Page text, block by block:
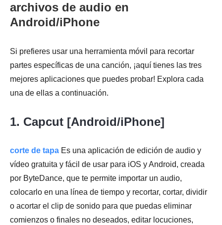
archivos de audio en
Android/iPhone
Si prefieres usar una herramienta móvil para recortar
partes específicas de una canción, ¡aquí tienes las tres
mejores aplicaciones que puedes probar! Explora cada
una de ellas a continuación.
1. Capcut [Android/iPhone]
corte de tapa Es una aplicación de edición de audio y
vídeo gratuita y fácil de usar para iOS y Android, creada
por ByteDance, que te permite importar un audio,
colocarlo en una línea de tiempo y recortar, cortar, dividir
o acortar el clip de sonido para que puedas eliminar
comienzos o finales no deseados, editar locuciones,